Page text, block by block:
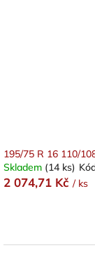
195/75 R 16 110/
Skladem (14 ks)
2 074,71 Kč / ks